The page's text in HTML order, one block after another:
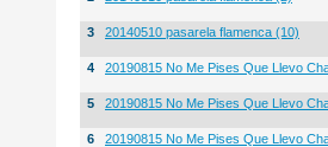
3 20140510 pasarela flamenca (10)
4 20190815 No Me Pises Que Llevo
5 20190815 No Me Pises Que Llevo
6 20190815 No Me Pises Que Llevo